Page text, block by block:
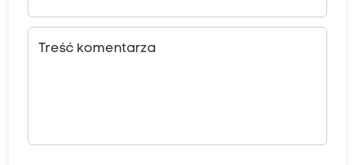
Treść komentarza